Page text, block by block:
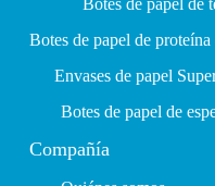
Botes de papel de
Botes de papel de
Envases de papel
Botes de papel de
Compañía